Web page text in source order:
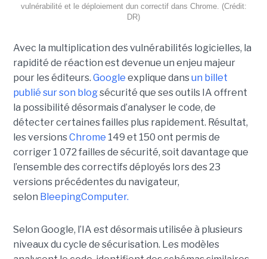
vulnérabilité et le déploiement dun correctif dans Chrome. (Crédit:
DR)
Avec la multiplication des vulnérabilités logicielles, la
rapidité de réaction est devenue un enjeu majeur
pour les éditeurs. Google explique dansun billet
publié sur son blogsécurité que ses outils IA offrent
la possibilité désormais d’analyser le code, de
détecter certaines failles plus rapidement. Résultat,
les versionsChrome 149 et 150 ont permis de
corriger 1 072 failles de sécurité, soit davantage que
l’ensemble des correctifs déployés lors des 23
versions précédentes du navigateur,
selon BleepingComputer.
Selon Google, l’IA est désormais utilisée à plusieurs
niveaux du cycle de sécurisation. Les modèles